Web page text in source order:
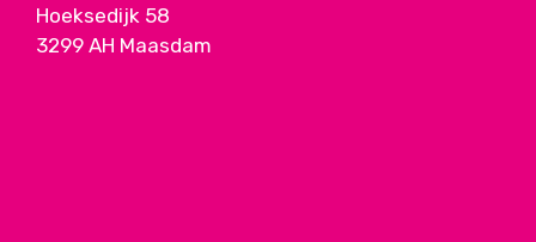
Hoeksedijk 58
3299 AH Maasdam